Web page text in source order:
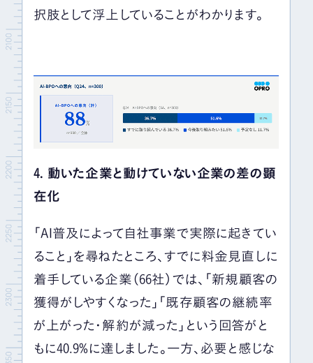
択肢として浮上していることがわかります。
4. 動いた企業と動けていない企業の差の顕
在化
「AI普及によって自社事業で実際に起きてい
ること」を尋ねたところ、すでに料金見直しに
着手している企業（66社）では、「新規顧客の
獲得がしやすくなった」「既存顧客の継続率
が上がった・解約が減った」という回答がと
もに40.9%に達しました。一方、必要と感じな